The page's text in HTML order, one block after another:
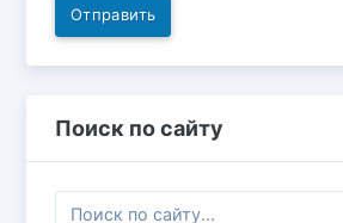
Отправить
Поиск по сайту